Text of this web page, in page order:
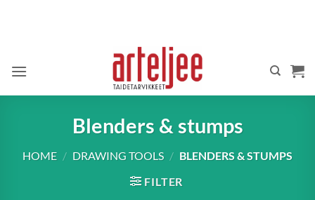
Blenders & stumps
HOME / DRAWING TOOLS / BLENDERS & STUMPS
FILTER